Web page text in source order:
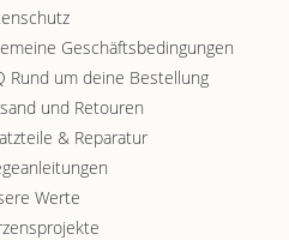
Geschäftsbedingungen
Rund um deine Bestellung
und Retouren
& Reparatur
Werte